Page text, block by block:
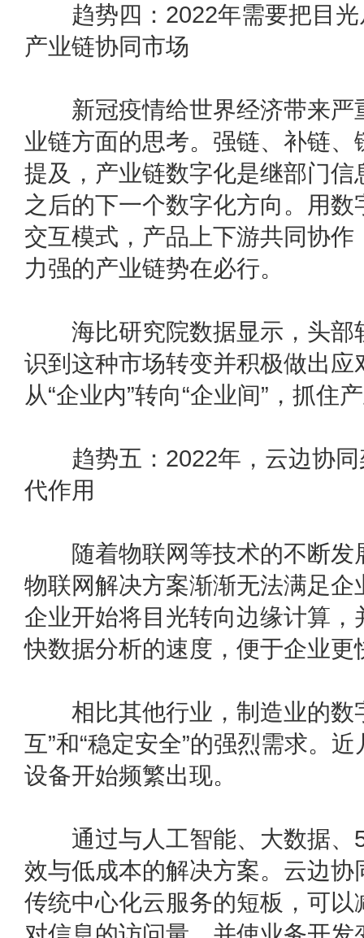
趋势四：2022年需要把目光
产业链协同市场
新冠疫情给世界经济带来严
业链方面的思考。强链、补链
提及，产业链数字化是继部门
之后的下一个数字化方向。用
交互模式，产品上下游共同协
力强的产业链势在必行。
海比研究院数据显示，头部
识到这种市场转变并积极做出
从“企业内”转向“企业间”，抓住
趋势五：2022年，云边协同
代作用
随着物联网等技术的不断发
物联网解决方案渐渐无法满足
企业开始将目光转向边缘计算
快数据分析的速度，便于企业更
相比其他行业，制造业的数
互”和“稳定安全”的强烈需求。
设备开始频繁出现。
通过与人工智能、大数据、
效与低成本的解决方案。云边
传统中心化云服务的短板，可